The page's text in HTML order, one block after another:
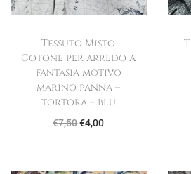
Tessuto Misto
Cotone per arredo a
fantasia motivo
marino panna –
tortora – blu
€7,50I€4,00I